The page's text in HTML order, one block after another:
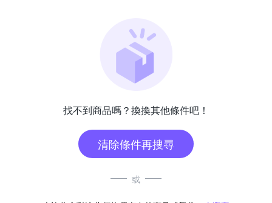
找不到商品嗎？換換其他條件吧！
清除條件再搜尋
或